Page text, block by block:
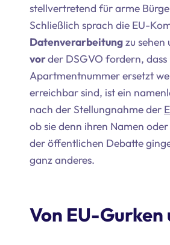
stellvertretend für arme
Schließlich sprach die EU-
Datenverarbeitungzu
vorder DSGVO fordern,
Apartmentnummer ersetzt
erreichbar sind, ist ein
nach der Stellungnahme der
ob sie denn ihren Namen
der öffentlichen Debatte
ganz anderes.
Von EU-